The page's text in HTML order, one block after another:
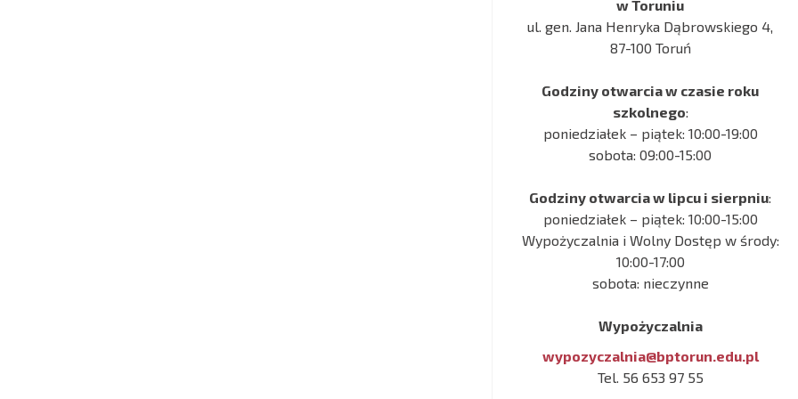
w Toruniu
ul. gen. Jana Henryka Dąbrowskiego 4,
87-100 Toruń
Godziny otwarcia w czasie roku
szkolnego:
poniedziałek – piątek: 10:00-19:00
sobota: 09:00-15:00
Godziny otwarcia w lipcu i sierpniu:
poniedziałek – piątek: 10:00-15:00
Wypożyczalnia i Wolny Dostęp w środy:
10:00-17:00
sobota: nieczynne
Wypożyczalnia
wypozyczalnia@bptorun.edu.pl
Tel. 56 653 97 55